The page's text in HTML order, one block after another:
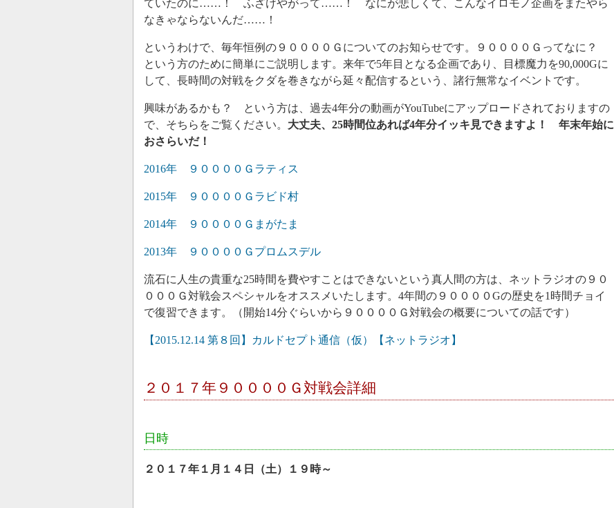
ていたのに……！ ふざけやがって……！ なにが悲しくて、こんなイロモノ企画をまたやら
なきゃならないんだ……！
というわけで、毎年恒例の９００００Ｇについてのお知らせです。９００００Ｇってなに？
という方のために簡単にご説明します。来年で5年目となる企画であり、目標魔力を90,000Gに
して、長時間の対戦をクダを巻きながら延々配信するという、諸行無常なイベントです。
興味があるかも？ という方は、過去4年分の動画がYouTubeにアップロードされておりますの
で、そちらをご覧ください。 大丈夫、25時間位あれば4年分イッキ見できますよ！ 年末年始に
おさらいだ！
2016年 ９００００Ｇラティス
2015年 ９００００Ｇラビド村
2014年 ９００００Ｇまがたま
2013年 ９００００Ｇプロムスデル
流石に人生の貴重な25時間を費やすことはできないという真人間の方は、ネットラジオの９０
０００Ｇ対戦会スペシャルをオススメいたします。4年間の９００００Gの歴史を1時間チョイ
で復習できます。（開始14分ぐらいから９００００Ｇ対戦会の概要についての話です）
【2015.12.14 第８回】カルドセプト通信（仮）【ネットラジオ】
２０１７年９００００Ｇ対戦会詳細
日時
２０１７年１月１４日（土）１９時～